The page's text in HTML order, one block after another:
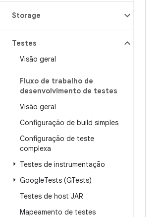
Storage
Testes
Visão geral
Fluxo de trabalho de
desenvolvimento de testes
Visão geral
Configuração de build simples
Configuração de teste
complexa
Testes de instrumentação
GoogleTests (GTests)
Testes de host JAR
Mapeamento de testes